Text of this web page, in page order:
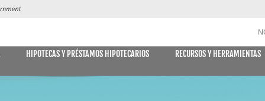
HIPOTECAS Y PRÉSTAMOS HIPOTECARIOS RECURSOS Y HERRAMIENTAS